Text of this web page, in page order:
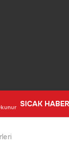
SICAK HABER